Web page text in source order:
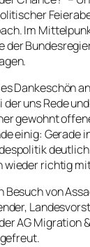
Im
der
Dankeschön
der uns Rede
gewohnt
einig: Gerade
wieder richtig
Besuch von
AG Migration